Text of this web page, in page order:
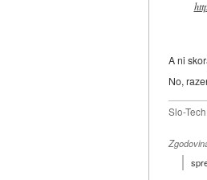
A ni
No,
Slo-